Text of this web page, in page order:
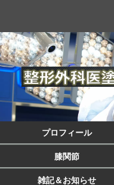
プロフィール
膝関節
雑記＆お知らせ